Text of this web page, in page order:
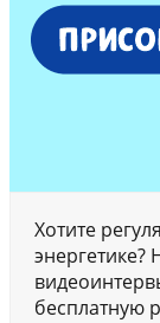
Хотите
энергетике?
бесплатную